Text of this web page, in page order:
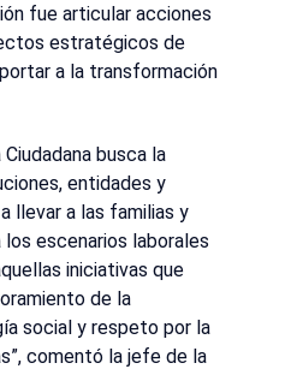
fue articular acciones
estratégicos de
a la transformación
busca la
entidades y
llevar a las familias y
escenarios laborales
iniciativas que
de la
social y respeto por la
comentó la jefe de la